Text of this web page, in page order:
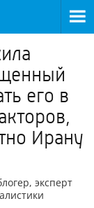
его в
Ирану
эксперт